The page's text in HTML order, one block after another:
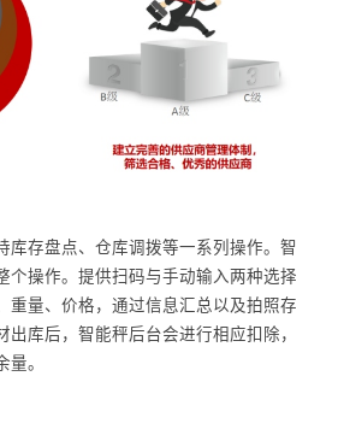
库存盘点、仓库调拨等一系列操作。智
个操作。提供扫码与手动输入两种选择
重量、价格，通过信息汇总以及拍照存
出库后，智能秤后台会进行相应扣除，
量。